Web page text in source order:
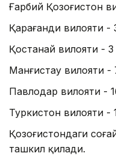
Ғарбий Қозоғистон
Қарағанди вилояти -
Қостанай вилояти - 3
Манғистау вилояти -
Павлодар вилояти -
Туркистон вилояти -
Қозоғистондаги
ташкил қилади.